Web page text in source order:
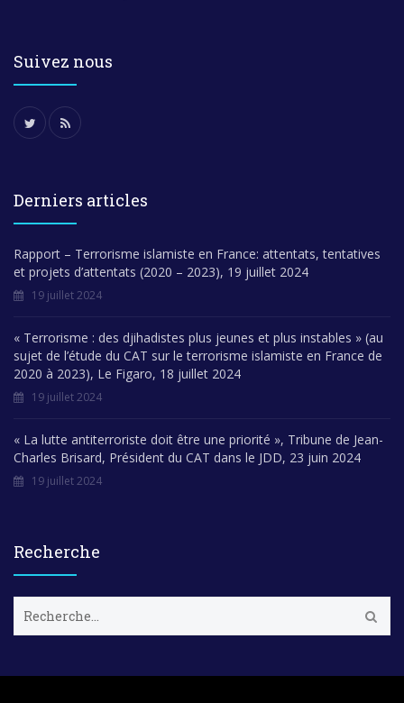
Suivez nous
Derniers articles
Rapport – Terrorisme islamiste en France: attentats, tentatives
et projets d’attentats (2020 – 2023), 19 juillet 2024
19 juillet 2024
« Terrorisme : des djihadistes plus jeunes et plus instables » (au
sujet de l’étude du CAT sur le terrorisme islamiste en France de
2020 à 2023), Le Figaro, 18 juillet 2024
19 juillet 2024
« La lutte antiterroriste doit être une priorité », Tribune de Jean-
Charles Brisard, Président du CAT dans le JDD, 23 juin 2024
19 juillet 2024
Recherche
c
e